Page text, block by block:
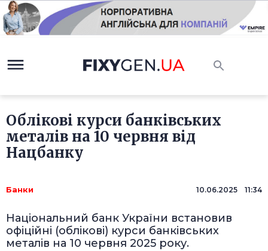
Облікові курси банківських
металів на 10 червня від
Нацбанку
Банки 10.06.2025 11:34
Національний банк України встановив
офіційні (облікові) курси банківських
металів на 10 червня 2025 року.